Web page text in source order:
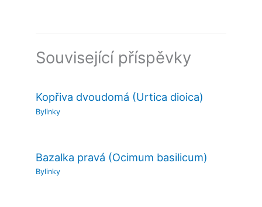
Související příspěvky
Kopřiva dvoudomá (Urtica dioica)
Bylinky
Bazalka pravá (Ocimum basilicum)
Bylinky